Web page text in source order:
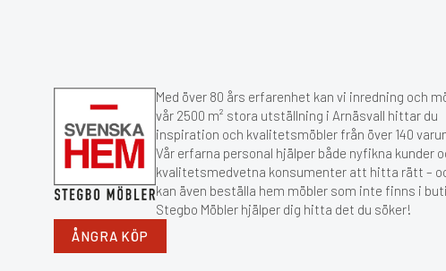
Med över 80 års erfarenhet kan vi inredning och
vår 2500 m² stora utställning i Arnäsvall hittar du
inspiration och kvalitetsmöbler från över 140
Vår erfarna personal hjälper både nyfikna kunder
kvalitetsmedvetna konsumenter att hitta rätt –
kan även beställa hem möbler som inte finns i
Stegbo Möbler hjälper dig hitta det du söker!
ÅNGRA KÖP